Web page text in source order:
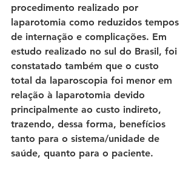
procedimento realizado por
laparotomia como reduzidos tempos
de internação e complicações. Em
estudo realizado no sul do Brasil, foi
constatado também que o custo
total da laparoscopia foi menor em
relação à laparotomia devido
principalmente ao custo indireto,
trazendo, dessa forma, benefícios
tanto para o sistema/unidade de
saúde, quanto para o paciente.